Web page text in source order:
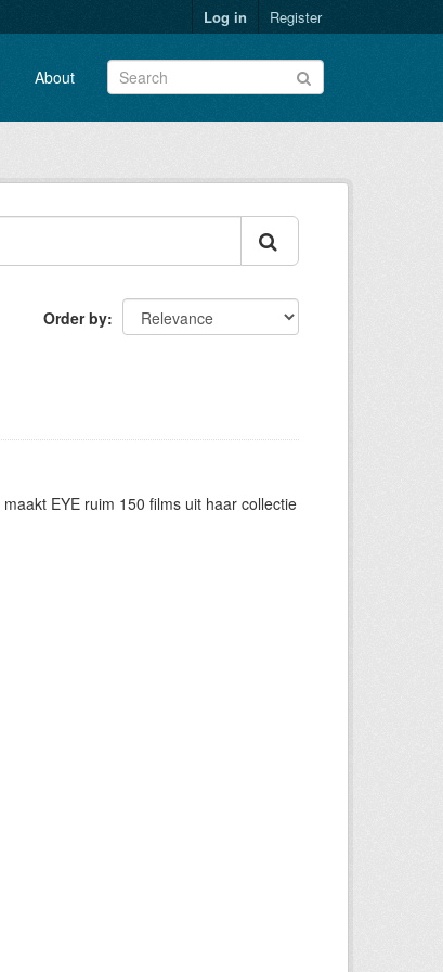
Log in Register
About
Order by
EYE ruim 150 films uit haar collectie